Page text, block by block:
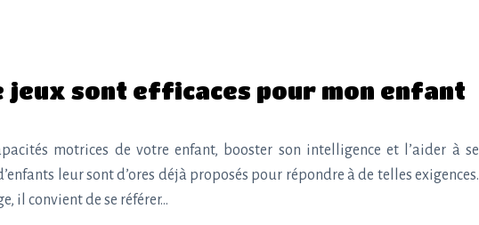
jeux sont efficaces pour mon enfant
motrices de votre enfant, booster son intelligence et l’aider à se
leur sont d’ores déjà proposés pour répondre à de telles exigences.
il convient de se référer…